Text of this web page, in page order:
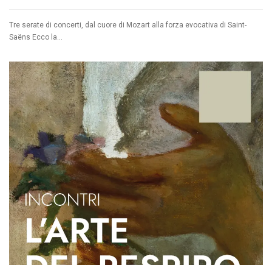
Tre serate di concerti, dal cuore di Mozart alla forza evocativa di Saint-
Saëns Ecco la...